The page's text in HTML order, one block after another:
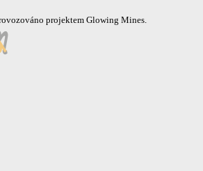
projektem Glowing Mines.